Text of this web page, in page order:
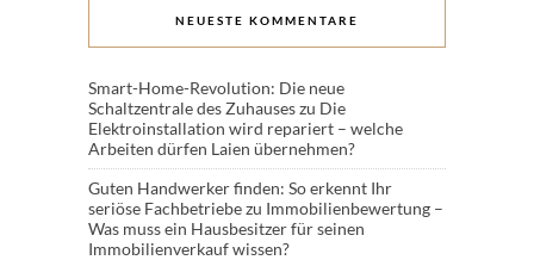
NEUESTE KOMMENTARE
Smart-Home-Revolution: Die neue
Schaltzentrale des Zuhauseszu Die
Elektroinstallation wird repariert – welche
Arbeiten dürfen Laien übernehmen?
Guten Handwerker finden: So erkennt Ihr
seriöse Fachbetriebezu Immobilienbewertung –
Was muss ein Hausbesitzer für seinen
Immobilienverkauf wissen?